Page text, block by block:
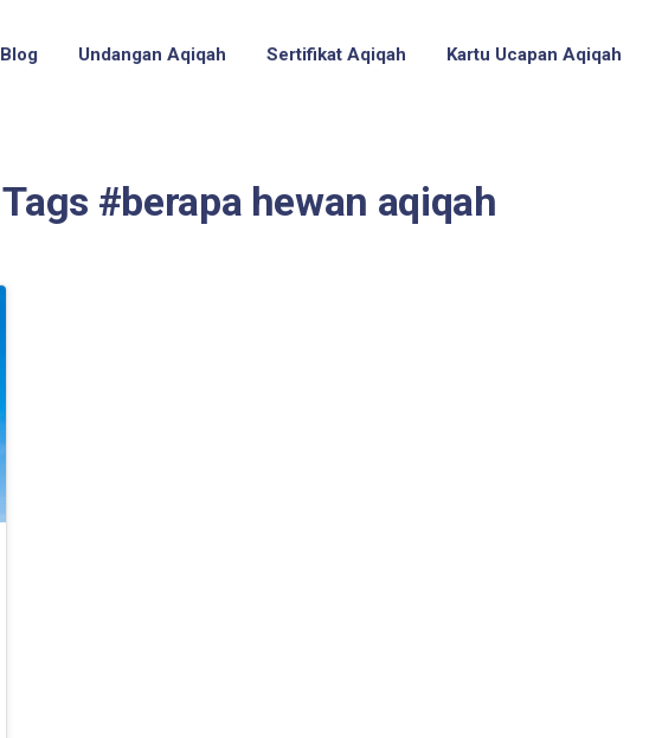
Blog Undangan Aqiqah Sertifikat Aqiqah Kartu Ucapan Aqiqah
Tags #berapa hewan aqiqah